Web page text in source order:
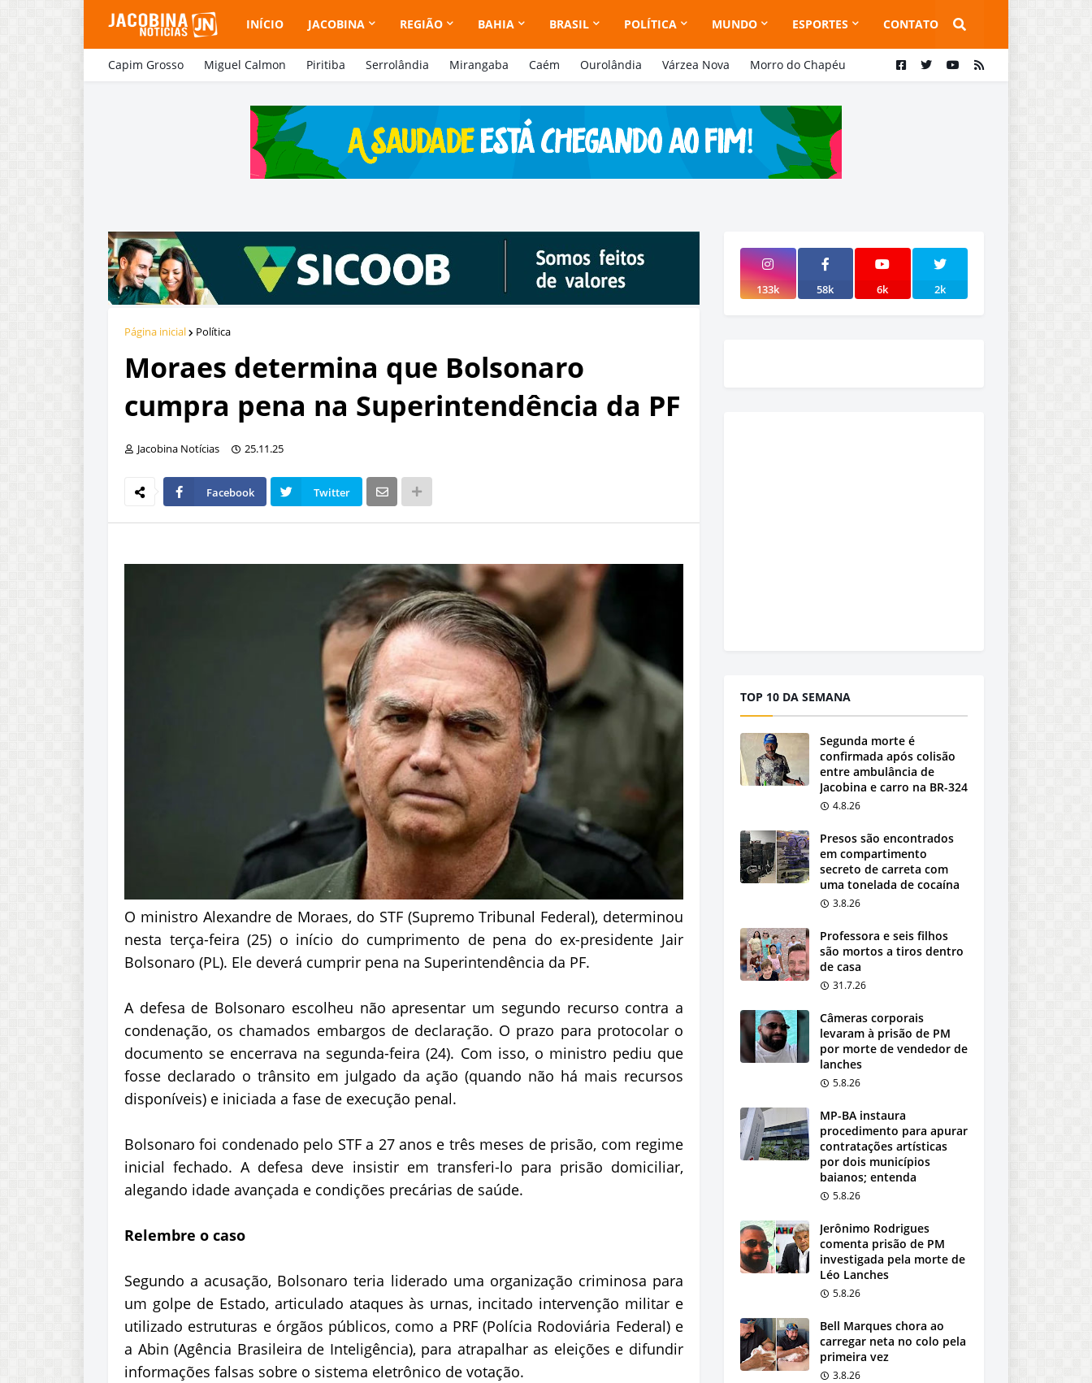
INÍCIO JACOBINA REGIÃO BAHIA BRASIL POLÍTICA MUNDO ESPORTES CONTATO
Capim Grosso Miguel Calmon Piritiba Serrolândia Mirangaba Caém Ourolândia Várzea Nova Morro do Chapéu
Página inicial Política
Moraes determina que Bolsonaro
cumpra pena na Superintendência da PF
Jacobina Notícias 25.11.25
Facebook Twitter
O ministro Alexandre de Moraes, do STF (Supremo Tribunal Federal), determinou
nesta terça-feira (25) o início do cumprimento de pena do ex-presidente Jair
Bolsonaro (PL). Ele deverá cumprir pena na Superintendência da PF.
A defesa de Bolsonaro escolheu não apresentar um segundo recurso contra a
condenação, os chamados embargos de declaração. O prazo para protocolar o
documento se encerrava na segunda-feira (24). Com isso, o ministro pediu que
fosse declarado o trânsito em julgado da ação (quando não há mais recursos
disponíveis) e iniciada a fase de execução penal.
Bolsonaro foi condenado pelo STF a 27 anos e três meses de prisão, com regime
inicial fechado. A defesa deve insistir em transferi-lo para prisão domiciliar,
alegando idade avançada e condições precárias de saúde.
Relembre o caso
Segundo a acusação, Bolsonaro teria liderado uma organização criminosa para
um golpe de Estado, articulado ataques às urnas, incitado intervenção militar e
utilizado estruturas e órgãos públicos, como a PRF (Polícia Rodoviária Federal) e
a Abin (Agência Brasileira de Inteligência), para atrapalhar as eleições e difundir
informações falsas sobre o sistema eletrônico de votação.
133k 58k 6k 2k
TOP 10 DA SEMANA
Segunda morte é
confirmada após colisão
entre ambulância de
Jacobina e carro na BR-324
4.8.26
Presos são encontrados
em compartimento
secreto de carreta com
uma tonelada de cocaína
3.8.26
Professora e seis filhos
são mortos a tiros dentro
de casa
31.7.26
Câmeras corporais
levaram à prisão de PM
por morte de vendedor de
lanches
5.8.26
MP-BA instaura
procedimento para apurar
contratações artísticas
por dois municípios
baianos; entenda
5.8.26
Jerônimo Rodrigues
comenta prisão de PM
investigada pela morte de
Léo Lanches
5.8.26
Bell Marques chora ao
carregar neta no colo pela
primeira vez
3.8.26